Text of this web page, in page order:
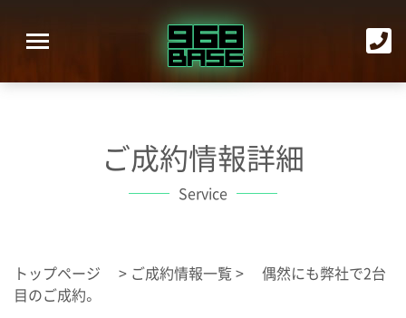
ご成約情報詳細
Service
トップページ > ご成約情報一覧> 偶然にも弊社で2台
目のご成約。